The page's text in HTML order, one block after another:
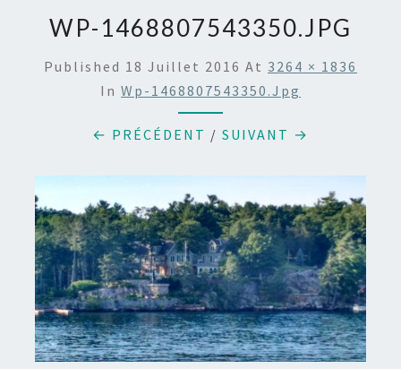
WP-1468807543350.JPG
Published 18 Juillet 2016 At 3264 × 1836
In Wp-1468807543350.jpg
← PRÉCÉDENT / SUIVANT →